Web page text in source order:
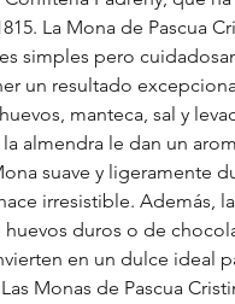
La Mona de Pascua
simples pero
un resultado
manteca, sal y
almendra le dan un
suave y ligeramente
irresistible. Además,
duros o de
en un dulce ideal
Monas de Pascua